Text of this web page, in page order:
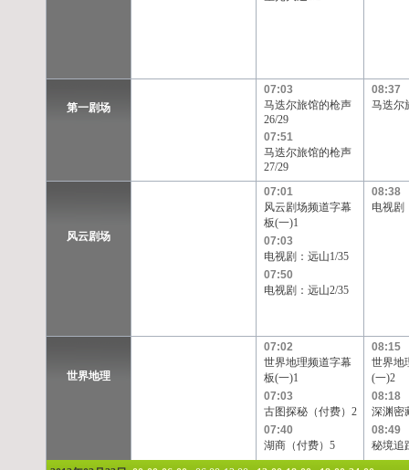
凤凰电影台
华娱卫视
TVB-星河
Channel[V] 天映频道
第一剧场
07:03
马迭尔旅馆的枪声
26/29
07:51
马迭尔旅馆的枪声
27/29
08:37
马迭尔
风云剧场
07:01
风云剧场频道字幕
板(一)1
07:03
电视剧：远山1/35
07:50
电视剧：远山2/35
08:38
电视剧
世界地理
07:02
世界地理频道字幕
板(一)1
07:03
古图探秘（付费）2
07:40
湖商（付费）5
08:15
世界地
(一)2
08:18
深渊密
08:49
秘境追